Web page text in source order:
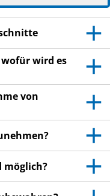
persönlich
an Dritte weiter.
auch wenn
haben wie Sie.
wenden Sie
das
gilt auch für
Siehe Abschnitt
wofür wird es
von
möglich?